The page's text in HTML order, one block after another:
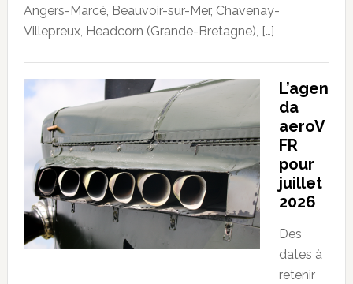
Angers-Marcé, Beauvoir-sur-Mer, Chavenay-
Villepreux, Headcorn (Grande-Bretagne), […]
L’agen
da
aeroV
FR
pour
juillet
2026
Des
dates à
retenir